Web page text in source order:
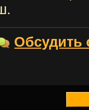
Обсудить